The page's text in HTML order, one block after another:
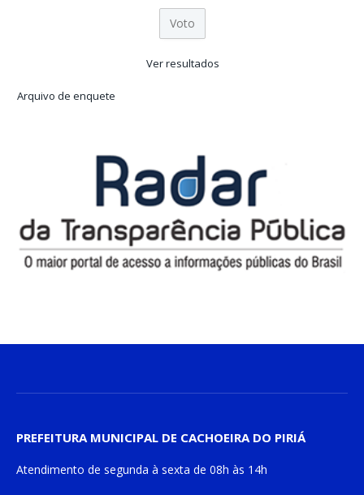
Ver resultados
Arquivo de enquete
PREFEITURA MUNICIPAL DE CACHOEIRA DO PIRIÁ
Atendimento de segunda à sexta de 08h às 14h